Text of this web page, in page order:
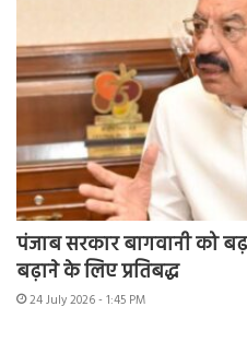
पंजाब सरकार बागवानी को
बढ़ाने के लिए प्रतिबद्ध
24 July 2026 - 1:45 PM